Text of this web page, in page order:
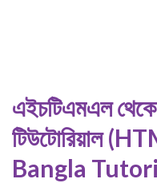
এইচটিএমএল থেকে
টিউটোরিয়াল
Bangla